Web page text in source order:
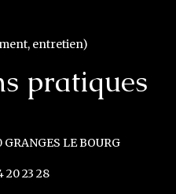
entretien)
pratiques
LE BOURG
20 23 28